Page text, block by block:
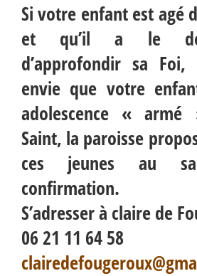
Si votre enfant est agé
et qu’il a le
d’approfondir sa
envie que votre
adolescence « armé
Saint, la paroisse
ces jeunes au
confirmation.
S’adresser à claire de
06 21 11 64 58